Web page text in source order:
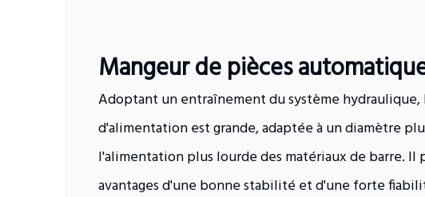
Mangeur de pièces
Adoptant un entraînement du système
d'alimentation est grande, adaptée à un diamètre
l'alimentation plus lourde des matériaux de barre. Il
avantages d'une bonne stabilité et d'une forte